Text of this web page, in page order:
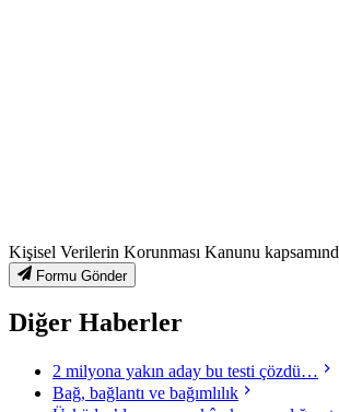
Kişisel Verilerin Korunması Kanunu
Formu Gönder
Diğer Haberler
2 milyona yakın aday bu testi çözdü…
Bağ, bağlantı ve bağımlılık